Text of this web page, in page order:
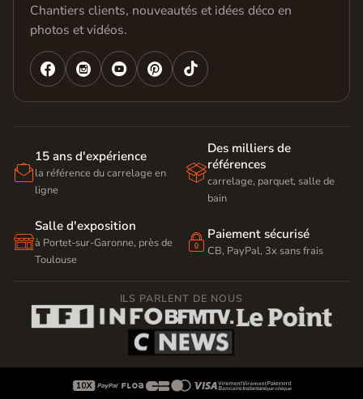
Chantiers clients, nouveautés et idées déco en
photos et vidéos.
   

15 ans d'expérience
la référence du carrelage en
ligne

Des milliers de
références
carrelage, parquet, salle de
bain

Salle d'exposition
à Portet-sur-Garonne, près de
Toulouse
 Paiement sécurisé
CB, PayPal, 3x sans frais
ILS PARLENT DE NOUS
